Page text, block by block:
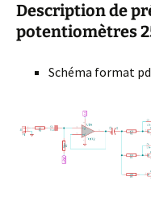
Description de
potentiomètres
Schéma format